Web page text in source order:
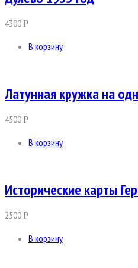
4300Р
В корзину
Латунная кружка на
4500Р
В корзину
Исторические карты
2500Р
В корзину